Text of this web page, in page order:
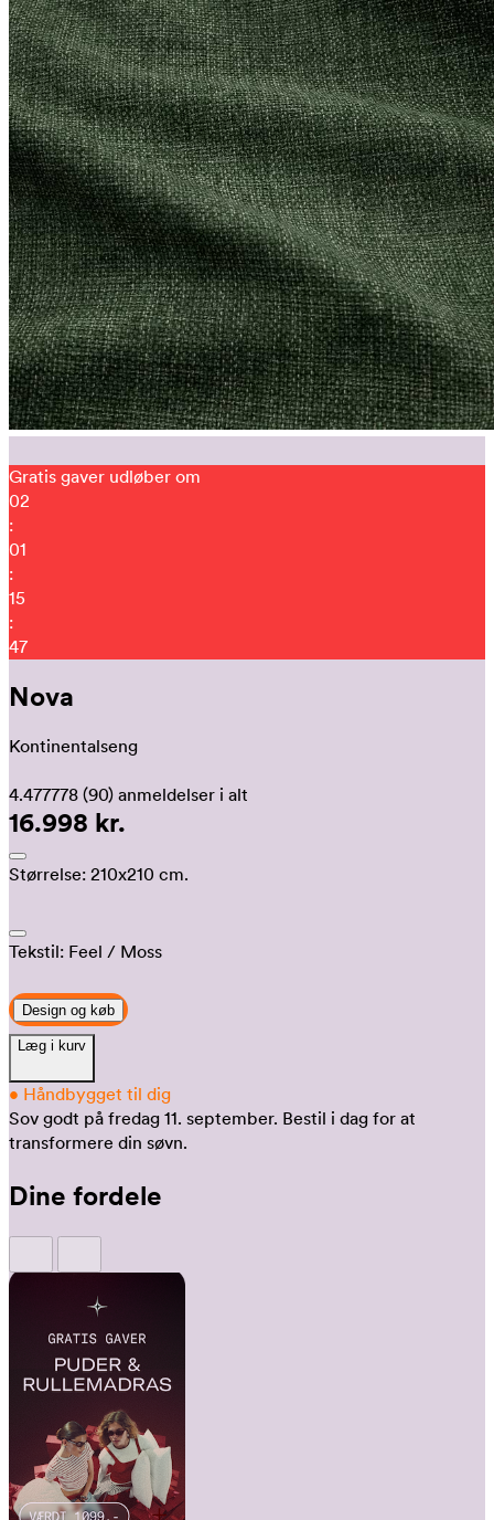
Gratis gaver udløber om
02
:
01
:
15
:
37
Nova
Kontinentalseng
4.477778 (90) anmeldelser i alt
16.998 kr.
Størrelse: 210x210 cm.
Tekstil: Feel / Moss
Design og køb
Læg i kurv
• Håndbygget til dig
Sov godt på fredag 11. september. Bestil i dag for at
transformere din søvn.
Dine fordele